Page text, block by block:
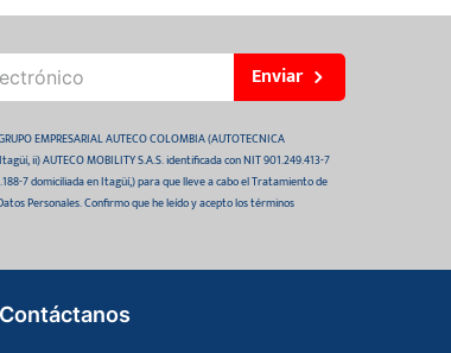
Enviar
EMPRESARIAL AUTECO COLOMBIA (AUTOTECNICA
ii) AUTECO MOBILITY S.A.S. identificada con NIT 901.249.413-7
7 domiciliada en Itagüí,) para que lleve a cabo el Tratamiento de
Personales. Confirmo que he leído y acepto los términos
Contáctanos